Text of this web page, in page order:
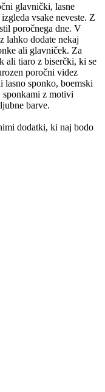
glavnički, lasne
vsake neveste. Z
poročnega dne. V
lahko dodate nekaj
ali glavniček. Za
ali tiaro z biserčki, ki se
poročni videz
lasno sponko, boemski
sponkami z motivi
barve.
dodatki, ki naj bodo